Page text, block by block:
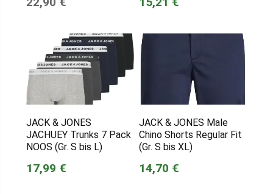
JACK & JONES
JACHUEY Trunks 7 Pack
NOOS (Gr. S bis L)
17,99 €
JACK & JONES Male
Chino Shorts Regular Fit
(Gr. S bis XL)
14,70 €